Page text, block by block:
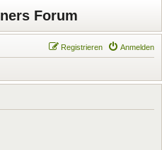
Forum
Anmelden
Registrieren